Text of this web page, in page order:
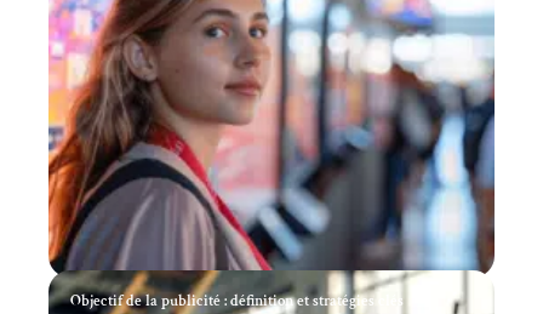
Objectif de la publicité : définition et stratégies clés